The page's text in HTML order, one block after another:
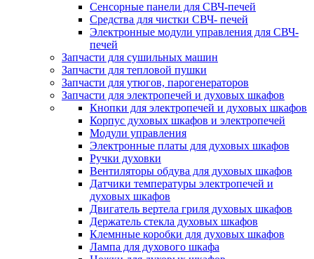
Сенсорные панели для СВЧ-печей
Средства для чистки СВЧ- печей
Электронные модули управления для СВЧ-
печей
Запчасти для сушильных машин
Запчасти для тепловой пушки
Запчасти для утюгов, парогенераторов
Запчасти для электропечей и духовых шкафов
Кнопки для электропечей и духовых шкафов
Корпус духовых шкафов и электропечей
Модули управления
Электронные платы для духовых шкафов
Ручки духовки
Вентиляторы обдува для духовых шкафов
Датчики температуры электропечей и
духовых шкафов
Двигатель вертела гриля духовых шкафов
Держатель стекла духовых шкафов
Клемнные коробки для духовых шкафов
Лампа для духового шкафа